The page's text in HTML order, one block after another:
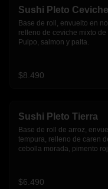
Sushi Pleto
Base de roll, envuelto en
relleno de ceviche mixto de
Pulpo, salmon y palta.
$8.490
Sushi Pleto Tierra
Base de roll de arroz,
tempura, relleno de caren
cebolla morada, pimento
$6.490